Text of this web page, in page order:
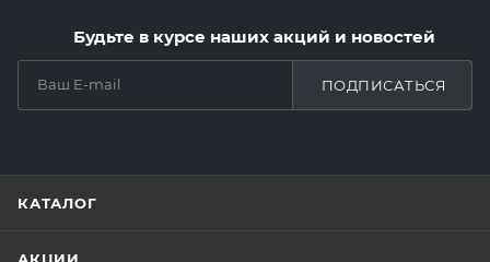
Будьте в курсе наших акций и новостей
ПОДПИСАТЬСЯ
КАТАЛОГ